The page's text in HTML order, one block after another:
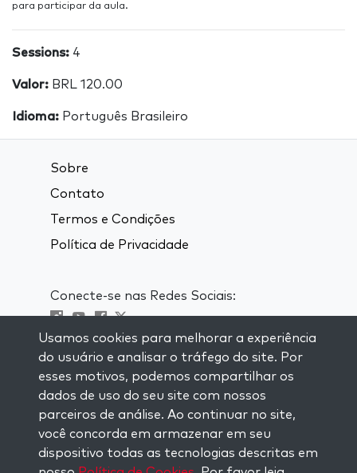
para participar da aula.
Sessions: 4
Valor: BRL 120.00
Idioma: Português Brasileiro
Sobre
Contato
Termos e Condições
Política de Privacidade
Conecte-se nas Redes Sociais:
Visit kabbalah master classes
MANTENHA-SE ATUALIZADO
Se inscreva em nossa lista de email e
receba inspiração semanal entregue em
seu email.
Usamos cookies para melhorar a experiência
do usuário e analisar o tráfego do site. Por
esses motivos, podemos compartilhar os
dados de uso do seu site com nossos
parceiros de análise. Ao continuar no site,
você concorda em armazenar em seu
dispositivo todas as tecnologias descritas em